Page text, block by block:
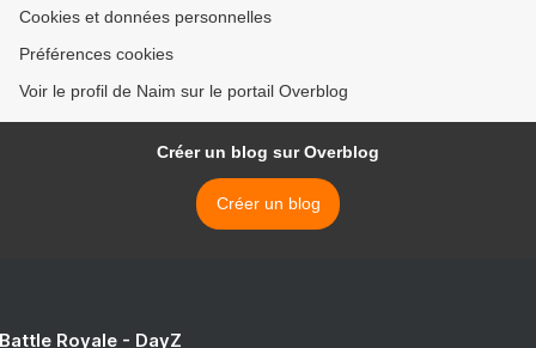
Cookies et données personnelles
Préférences cookies
Voir le profil de Naim sur le portail Overblog
Créer un blog sur Overblog
Créer un blog
Royale - DayZ